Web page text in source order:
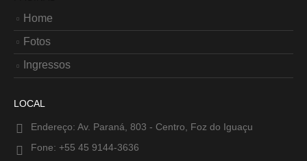
Home
Fotos
Ingressos
LOCAL
Endereço: Av. Paraná, 803 - Centro, Foz do Iguaçu
Fone: +55 45 9144-3636